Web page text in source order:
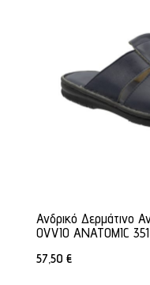
Ανδρικό Δερμάτινο
OVVIO ANATOMIC 351
57,50 €